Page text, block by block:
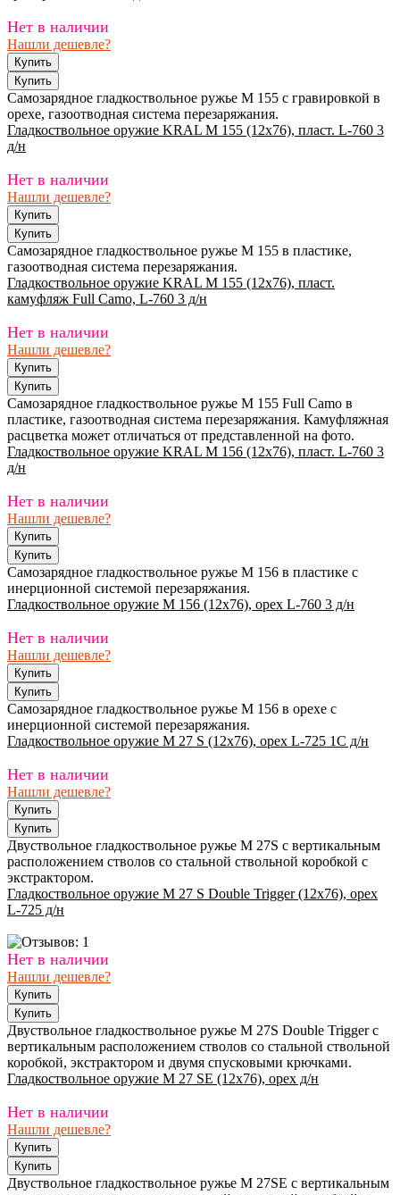
Нет в наличии
Нашли дешевле?
Самозарядное гладкоствольное ружье M 155 с гравировкой в
орехе, газоотводная система перезаряжания.
Гладкоствольное оружие KRAL M 155 (12х76), пласт. L-760 3
д/н
Нет в наличии
Нашли дешевле?
Самозарядное гладкоствольное ружье M 155 в пластике,
газоотводная система перезаряжания.
Гладкоствольное оружие KRAL M 155 (12х76), пласт.
камуфляж Full Camo, L-760 3 д/н
Нет в наличии
Нашли дешевле?
Самозарядное гладкоствольное ружье M 155 Full Camo в
пластике, газоотводная система перезаряжания. Камуфляжная
расцветка может отличаться от представленной на фото.
Гладкоствольное оружие KRAL M 156 (12х76), пласт. L-760 3
д/н
Нет в наличии
Нашли дешевле?
Самозарядное гладкоствольное ружье M 156 в пластике с
инерционной системой перезаряжания.
Гладкоствольное оружие M 156 (12х76), орех L-760 3 д/н
Нет в наличии
Нашли дешевле?
Самозарядное гладкоствольное ружье M 156 в орехе с
инерционной системой перезаряжания.
Гладкоствольное оружие M 27 S (12х76), орех L-725 1C д/н
Нет в наличии
Нашли дешевле?
Двуствольное гладкоствольное ружье M 27S с вертикальным
расположением стволов со стальной ствольной коробкой с
экстрактором.
Гладкоствольное оружие M 27 S Double Trigger (12х76), орех
L-725 д/н
Нет в наличии
Нашли дешевле?
Двуствольное гладкоствольное ружье M 27S Double Trigger с
вертикальным расположением стволов со стальной ствольной
коробкой, экстрактором и двумя спусковыми крючками.
Гладкоствольное оружие M 27 SE (12х76), орех д/н
Нет в наличии
Нашли дешевле?
Двуствольное гладкоствольное ружье M 27SE с вертикальным